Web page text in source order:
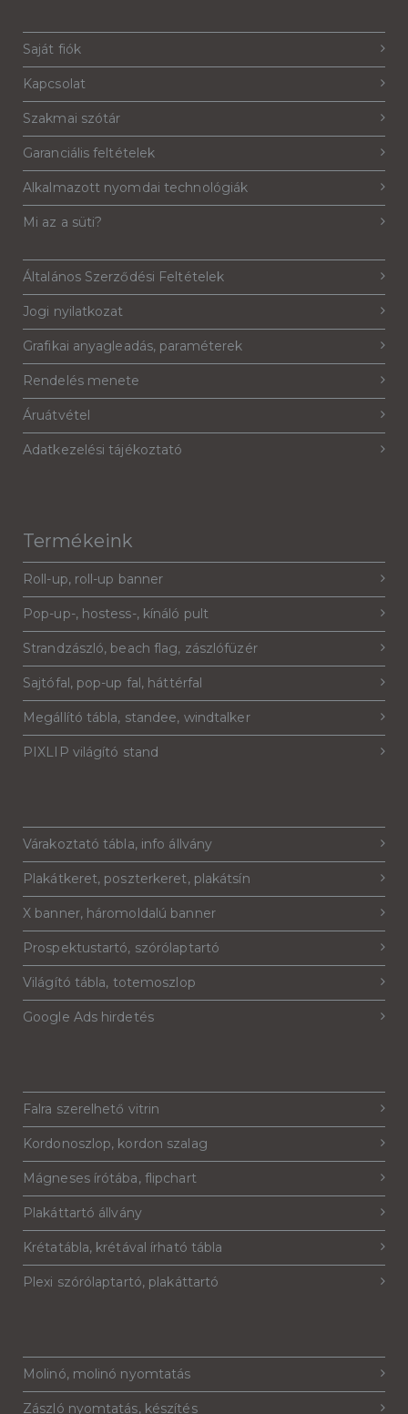
Saját fiók
Kapcsolat
Szakmai szótár
Garanciális feltételek
Alkalmazott nyomdai technológiák
Mi az a süti?
Általános Szerződési Feltételek
Jogi nyilatkozat
Grafikai anyagleadás, paraméterek
Rendelés menete
Áruátvétel
Adatkezelési tájékoztató
Termékeink
Roll-up, roll-up banner
Pop-up-, hostess-, kínáló pult
Strandzászló, beach flag, zászlófüzér
Sajtófal, pop-up fal, háttérfal
Megállító tábla, standee, windtalker
PIXLIP világító stand
Várakoztató tábla, info állvány
Plakátkeret, poszterkeret, plakátsín
X banner, háromoldalú banner
Prospektustartó, szórólaptartó
Világító tábla, totemoszlop
Google Ads hirdetés
Falra szerelhető vitrin
Kordonoszlop, kordon szalag
Mágneses írótába, flipchart
Plakáttartó állvány
Krétatábla, krétával írható tábla
Plexi szórólaptartó, plakáttartó
Molinó, molinó nyomtatás
Zászló nyomtatás, készítés